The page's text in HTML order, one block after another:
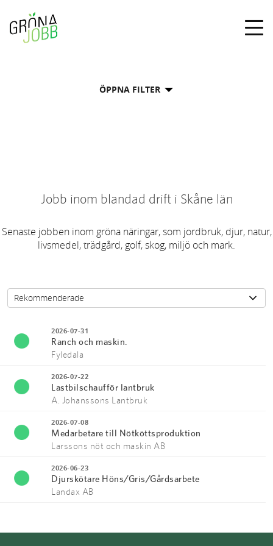
ÖPPNA FILTER
Jobb inom blandad drift i Skåne län
Senaste jobben inom gröna näringar, som jordbruk, djur, natur,
livsmedel, trädgård, golf, skog, miljö och mark.
2026-07-31
Ranch och maskin.
Fyledala
2026-07-22
Lastbilschaufför lantbruk
A. Johanssons Lantbruk
2026-07-08
Medarbetare till Nötköttsproduktion
Larssons nöt och maskin AB
2026-06-23
Djurskötare Höns/Gris/Gårdsarbete
Landax AB